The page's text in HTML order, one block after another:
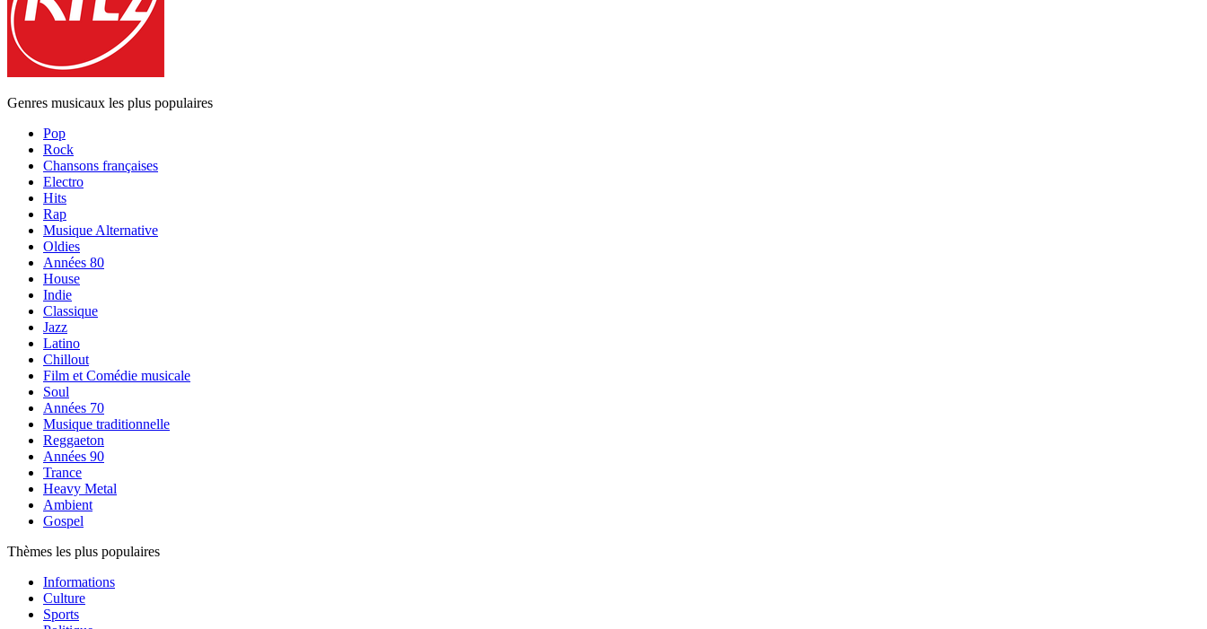
Genres musicaux les plus populaires
Pop
Rock
Chansons françaises
Electro
Hits
Rap
Musique Alternative
Oldies
Années 80
House
Indie
Classique
Jazz
Latino
Chillout
Film et Comédie musicale
Soul
Années 70
Musique traditionnelle
Reggaeton
Années 90
Trance
Heavy Metal
Ambient
Gospel
Thèmes les plus populaires
Informations
Culture
Sports